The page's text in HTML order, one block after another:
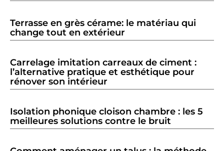
Terrasse en grès cérame: le matériau qui
change tout en extérieur
Carrelage imitation carreaux de ciment :
l’alternative pratique et esthétique pour
rénover son intérieur
Isolation phonique cloison chambre : les 5
meilleures solutions contre le bruit